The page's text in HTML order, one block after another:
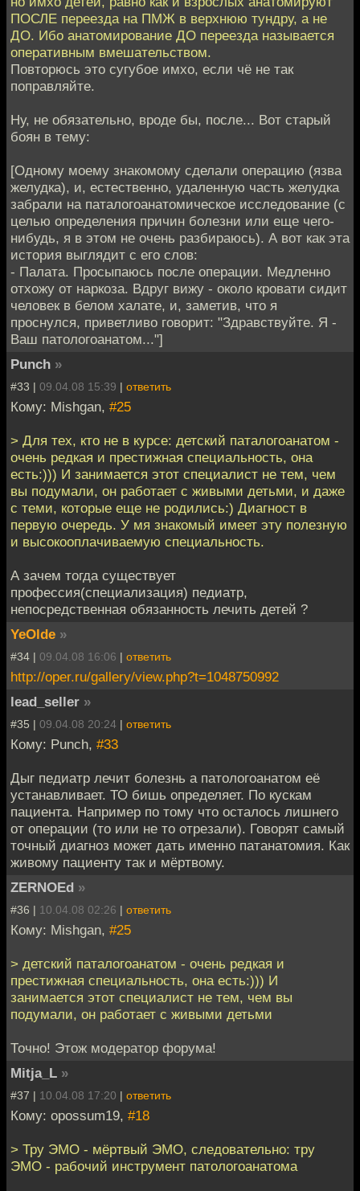
ПОСЛЕ переезда на ПМЖ в верхнюю тундру, а не
ДО. Ибо анатомирование ДО переезда называется
оперативным вмешательством.
Повторюсь это сугубое имхо, если чё не так
поправляйте.
Ну, не обязательно, вроде бы, после... Вот старый
боян в тему:
[Одному моему знакомому сделали операцию (язва
желудка), и, естественно, удаленную часть желудка
забрали на паталогоанатомическое исследование (с
целью определения причин болезни или еще чего-
нибудь, я в этом не очень разбираюсь). А вот как эта
история выглядит с его слов:
- Палата. Просыпаюсь после операции. Медленно
отхожу от наркоза. Вдруг вижу - около кровати сидит
человек в белом халате, и, заметив, что я
проснулся, приветливо говорит: "Здравствуйте. Я -
Ваш патологоанатом..."]
Punch »
#33 | 09.04.08 15:39 | ответить
Кому: Mishgan, #25
> Для тех, кто не в курсе: детский паталогоанатом -
очень редкая и престижная специальность, она
есть:))) И занимается этот специалист не тем, чем
вы подумали, он работает с живыми детьми, и даже
с теми, которые еще не родились:) Диагност в
первую очередь. У мя знакомый имеет эту полезную
и высокооплачиваемую специальность.
А зачем тогда существует
профессия(специализация) педиатр,
непосредственная обязанность лечить детей ?
YeOlde »
#34 | 09.04.08 16:06 | ответить
http://oper.ru/gallery/view.php?t=1048750992
lead_seller »
#35 | 09.04.08 20:24 | ответить
Кому: Punch, #33
Дыг педиатр лечит болезнь а патологоанатом её
устанавливает. ТО бишь определяет. По кускам
пациента. Например по тому что осталось лишнего
от операции (то или не то отрезали). Говорят самый
точный диагноз может дать именно патанатомия. Как
живому пациенту так и мёртвому.
ZERNOEd »
#36 | 10.04.08 02:26 | ответить
Кому: Mishgan, #25
> детский паталогоанатом - очень редкая и
престижная специальность, она есть:))) И
занимается этот специалист не тем, чем вы
подумали, он работает с живыми детьми
Точно! Этож модератор форума!
Mitja_L »
#37 | 10.04.08 17:20 | ответить
Кому: opossum19, #18
> Тру ЭМО - мёртвый ЭМО, следовательно: тру
ЭМО - рабочий инструмент патологоанатома